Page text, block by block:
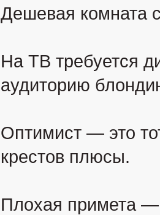
Дешевая комната
На ТВ требуется
аудиторию
Оптимист — это
крестов плюсы.
Плохая примета